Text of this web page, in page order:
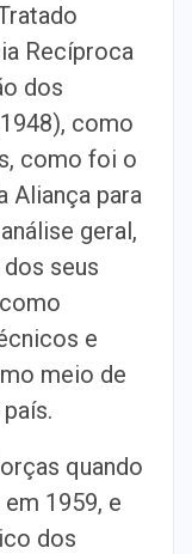
Recíproca
dos
como
como foi o
Aliança para
geral,
seus
e
meio de
quando
1959, e
dos